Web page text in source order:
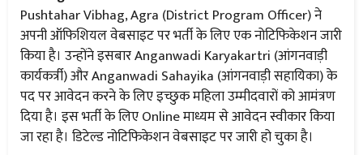
Pushtahar Vibhag, Agra (District Program Officer) ने
अपनी ऑफिशियल वेबसाइट पर भर्ती के लिए एक नोटिफिकेशन जारी
किया है। उन्होंने इसबार Anganwadi Karyakartri (आंगनवाड़ी
कार्यकर्त्री) और Anganwadi Sahayika (आंगनवाड़ी सहायिका) के
पद पर आवेदन करने के लिए इच्छुक महिला उम्मीदवारों को आमंत्रण
दिया है। इस भर्ती के लिए Online माध्यम से आवेदन स्वीकार किया
जा रहा है। डिटेल्ड नोटिफिकेशन वेबसाइट पर जारी हो चुका है।